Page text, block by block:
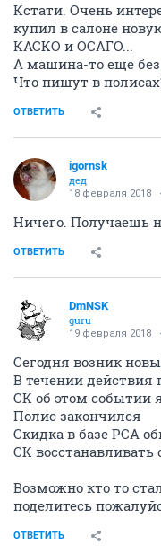
Кстати. Очень
купил в салоне
КАСКО и ОСАГО...
А машина-то еще
Что пишут в
ОТВЕТИТЬ
igornsk
дед
18 февраля 2018
Ничего. Получаешь
ОТВЕТИТЬ
DmNSK
guru
19 февраля 2018
Сегодня возник
В течении действия
СК об этом событии
Полис закончился
Скидка в базе РСА
СК восстанавливать
Возможно кто то
поделитесь
ОТВЕТИТЬ